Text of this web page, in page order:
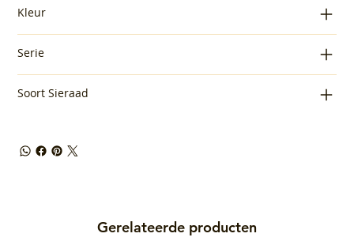
Kleur
Serie
Soort Sieraad
Gerelateerde producten